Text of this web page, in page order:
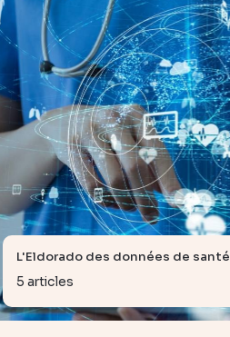
L'Eldorado des données de santé
5 articles